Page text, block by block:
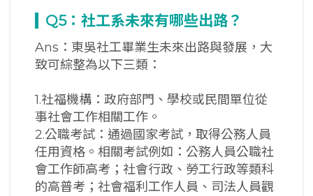
Q5：社工系未來有哪些出路？
Ans：東吳社工畢業生未來出路與發展，大
致可綜整為以下三類：
1.社福機構：政府部門、學校或民間單位從
事社會工作相關工作。
2.公職考試：通過國家考試，取得公務人員
任用資格。相關考試例如：公務人員公職社
會工作師高考；社會行政、勞工行政等類科
的高普考；社會福利工作人員、司法人員觀